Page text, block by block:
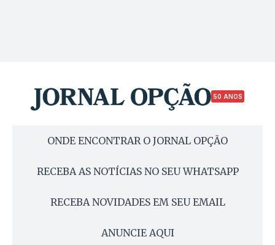
50 ANOS
ONDE ENCONTRAR O JORNAL OPÇÃO
RECEBA AS NOTÍCIAS NO SEU WHATSAPP
RECEBA NOVIDADES EM SEU EMAIL
ANUNCIE AQUI